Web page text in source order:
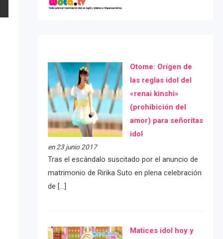
Otome: Orígen de
las reglas idol del
«renai kinshi»
(prohibición del
amor) para señoritas
idol
en 23 junio 2017
Tras el escándalo suscitado por el anuncio de
matrimonio de Ririka Suto en plena celebración
de […]
Matices idol hoy y